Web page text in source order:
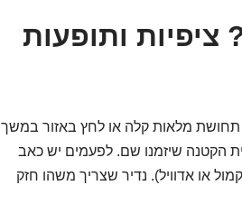
ציפיות ותופעות
תחושת מלאות קלה או לחץ באזור במשך
הקטנה שיזמנו שם. לפעמים יש כאב
או אדוויל). נדיר שצריך משהו חזק